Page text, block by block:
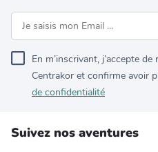
En m’inscrivant, j’accepte
Centrakor et confirme avoir
de confidentialité
Suivez nos aventures